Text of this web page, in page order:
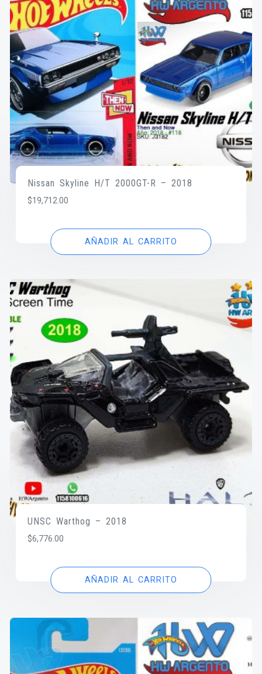
Nissan Skyline H/T 2000GT-R – 2018
$19,712.00
AÑADIR AL CARRITO
UNSC Warthog – 2018
$6,776.00
AÑADIR AL CARRITO